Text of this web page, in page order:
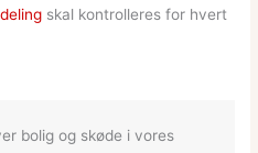
skal kontrolleres for hvert
bolig og skøde i vores